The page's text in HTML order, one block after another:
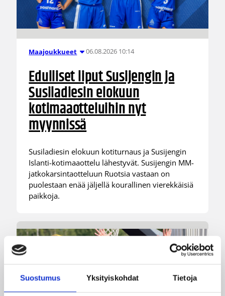
Suostumus Yksityiskohdat Tietoja
Maajoukkueet 06.08.2026 10:14
Edulliset liput Susijengin ja
Susiladiesin elokuun
kotimaaotteluihin nyt
myynnissä
Susiladiesin elokuun kotiturnaus ja Susijengin
Islanti-kotimaaottelu lähestyvät. Susijengin MM-
jatkokarsintaotteluun Ruotsia vastaan on
puolestaan enää jäljellä kourallinen vierekkäisiä
paikkoja.